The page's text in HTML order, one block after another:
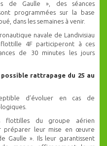
de Gaulle », des séances
programmées sur la base
dans les semaines à venir.
navale de Landivisiau
flottille 4F participeront à ces
de 30 minutes les jours
rattrapage du 25 au
d’évoluer en cas de
flottilles du groupe aérien
préparer leur mise en œuvre
Gaulle ». Ils leur garantissent